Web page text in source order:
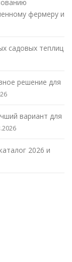
фермеру и
садовых теплиц
решение для
вариант для
2026 и